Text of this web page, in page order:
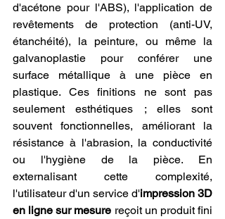
d'acétone pour l'ABS), l'application de
revêtements de protection (anti-UV,
étanchéité), la peinture, ou même la
galvanoplastie pour conférer une
surface métallique à une pièce en
plastique. Ces finitions ne sont pas
seulement esthétiques ; elles sont
souvent fonctionnelles, améliorant la
résistance à l'abrasion, la conductivité
ou l'hygiène de la pièce. En
externalisant cette complexité,
l'utilisateur d'un service d'impression 3D
en ligne sur mesure reçoit un produit fini